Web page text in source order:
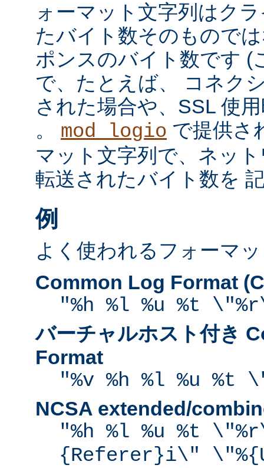
ォーマット文字列はク
たバイト数そのもので
ポンスのバイト数です (
で、たとえば、 コネク
された場合や、SSL 使
。 mod_logio で提供さ
マット文字列で、ネッ
転送されたバイト数を
例
よく使われるフォーマ
Common Log Format
"%h %l %u %t
バーチャルホスト付き
Format
"%v %h %l %u %t
NCSA extended/
"%h %l %u %t
{Referer}i\"